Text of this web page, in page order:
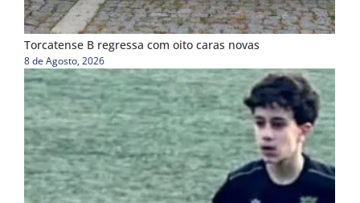
Torcatense B regressa com oito caras novas
8 de Agosto, 2026